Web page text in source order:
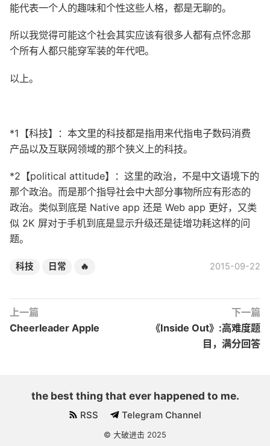
能代表一个人的趣味和个性这些人格，都是无聊的。
所以我觉得可能这个社会其实应该有很多人都有点怀念那
个所有人都只能穿军装的年代吧。
以上。
*1【科技】：本文里的科技都是指用来代指电子数码消费
产品以及互联网领域的那个狭义上的科技。
*2【political attitude】：这里的政治，不是中文语境下的
那个政治。而是那个指导社会中大部分事物所应有形态的
政治。类似到底是 Native app 还是 Web app 更好，又类
似 2K 屏对于手机到底是显示升级还是徒增功耗这样的问
题。
科技 日常 🔥 2015-09-22
上一篇
Cheerleader Apple
下一篇
《Inside Out》:高难度题
目，满分回答
the best thing that ever happened to me.
RSS Telegram Channel
© 大破进击 2025